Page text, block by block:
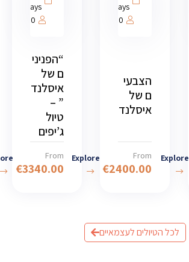
Explore
days
1000
הצבעי
ם של
איסלנד
From
€2400.00
Explore
days
1000
“הפניני
ם של
איסלנד
” –
טיול
ג’יפים
From
€3340.00
לכל הטיולים לעצמאיים